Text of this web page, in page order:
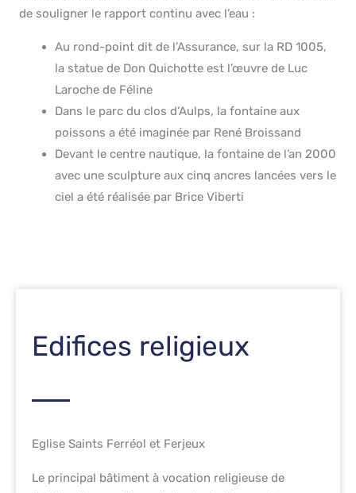
de souligner le rapport continu avec l’eau :
Au rond-point dit de l’Assurance, sur la RD 1005,
la statue de Don Quichotte est l’œuvre de Luc
Laroche de Féline
Dans le parc du clos d’Aulps, la fontaine aux
poissons a été imaginée par René Broissand
Devant le centre nautique, la fontaine de l’an 2000
avec une sculpture aux cinq ancres lancées vers le
ciel a été réalisée par Brice Viberti
Edifices religieux
Eglise Saints Ferréol et Ferjeux
Le principal bâtiment à vocation religieuse de